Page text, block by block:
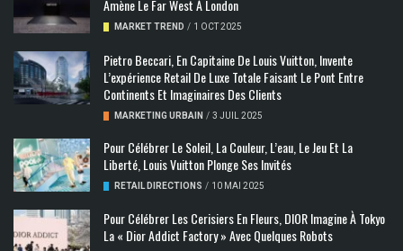
Amène Le Far West À London
MARKET TREND / 1 OCT 2025
Pietro Beccari, En Capitaine De Louis Vuitton, Invente
L’expérience Retail De Luxe Totale Faisant Le Pont Entre
Continents Et Imaginaires Des Clients
MARKETING URBAIN / 3 JUIL 2025
Pour Célébrer Le Soleil, La Couleur, L’eau, Le Jeu Et La
Liberté, Louis Vuitton Plonge Ses Invités
RETAIL DIRECTIONS / 10 MAI 2025
Pour Célébrer Les Cerisiers En Fleurs, DIOR Imagine À Tokyo
La « Dior Addict Factory » Avec Quelques Robots